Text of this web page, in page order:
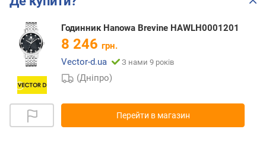
Годинник Hanowa Brevine HAWLH0001201
8 246 грн.
Vector-d.ua
З нами 9 років
(Дніпро)
Перейти в магазин